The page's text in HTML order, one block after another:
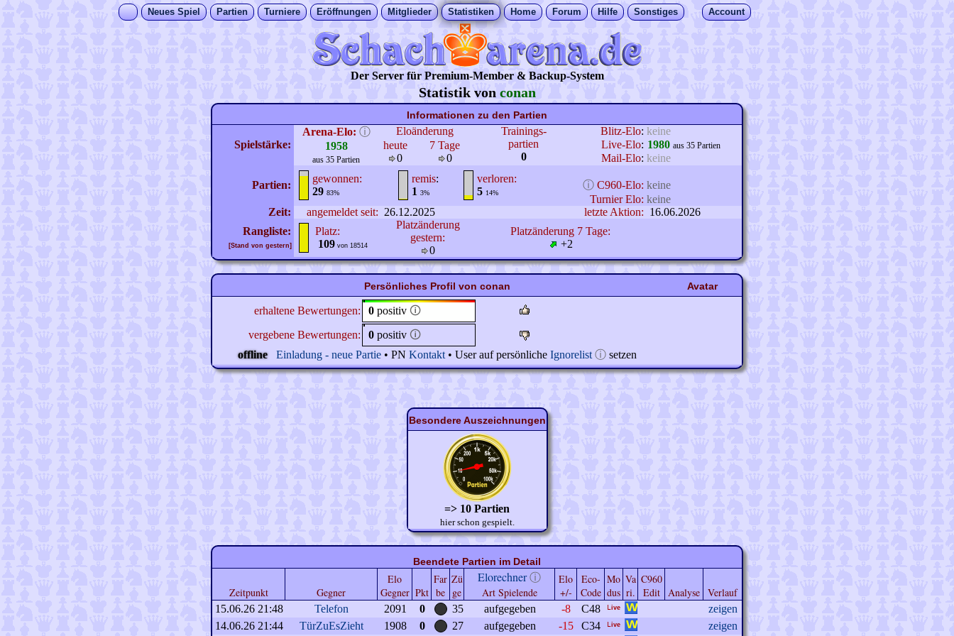
Neues Spiel Partien Turniere Eröffnungen Mitglieder Statistiken Home Forum Hilfe Sonstiges Account
Der Server für Premium-Member & Backup-System
Statistik von conan
Informationen zu den Partien
Spielstärke:
Arena-Elo: ⓘ
1958
aus 35 Partien
Eloänderung
Trainings-
partien
0
Blitz-Elo: keine
heute
0
7 Tage
0
Live-Elo: 1980 aus 35 Partien
Mail-Elo: keine
Partien:
gewonnen:
29 83%
remis:
1 3%
verloren:
5 14%
ⓘ C960-Elo: keine
Turnier Elo: keine
Zeit:
angemeldet seit: 26.12.2025 letzte Aktion: 16.06.2026
Rangliste:
[Stand von gestern]
Platz:
109 von 18514
Platzänderung
gestern:
0
Platzänderung 7 Tage:
+2
Persönliches Profil von conan Avatar
erhaltene Bewertungen: 0 positiv 🛈
vergebene Bewertungen:
0 positiv 🛈
offline
Einladung - neue Partie • PN Kontakt • User auf persönliche Ignorelist ⓘ setzen
Besondere Auszeichnungen
=> 10 Partien
hier schon gespielt.
Beendete Partien im Detail
Zeitpunkt Gegner
Elo
Gegner Pkt
Far
be
Zü
ge
Elorechnerⓘ
Art Spielende
Elo
+/-
Eco-
Code
Mo
dus
Va
ri.
C960
Edit
Analyse Verlauf
15.06.26 21:48 Telefon 2091 0 35 aufgegeben -8 C48
zeigen
14.06.26 21:44
TürZuEsZieht 1908 0 27 aufgegeben -15 C34 zeigen